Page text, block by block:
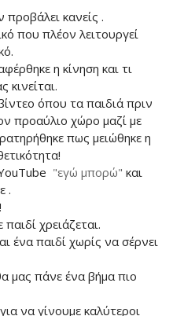
κανείς .
που πλέον λειτουργεί
η κίνηση και τι
όπου τα παιδιά πριν
προαύλιο χώρο μαζί με
πως μειώθηκε η
"εγώ μπορώ" και
.
χρειάζεται.
ένα παιδί χωρίς να σέρνει
μας πάνε ένα βήμα πιο
να γίνουμε καλύτεροι